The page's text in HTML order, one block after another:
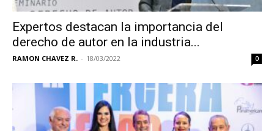
Expertos destacan la importancia del
derecho de autor en la industria...
RAMON CHAVEZ R. - 18/03/2022 0